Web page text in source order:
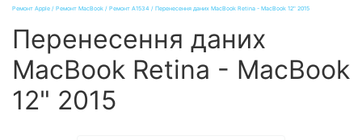
Ремонт Apple / Ремонт MacBook / Ремонт A1534 / Перенесення даних MacBook Retina - MacBook 12" 2015
Перенесення даних
MacBook Retina - MacBook
12" 2015